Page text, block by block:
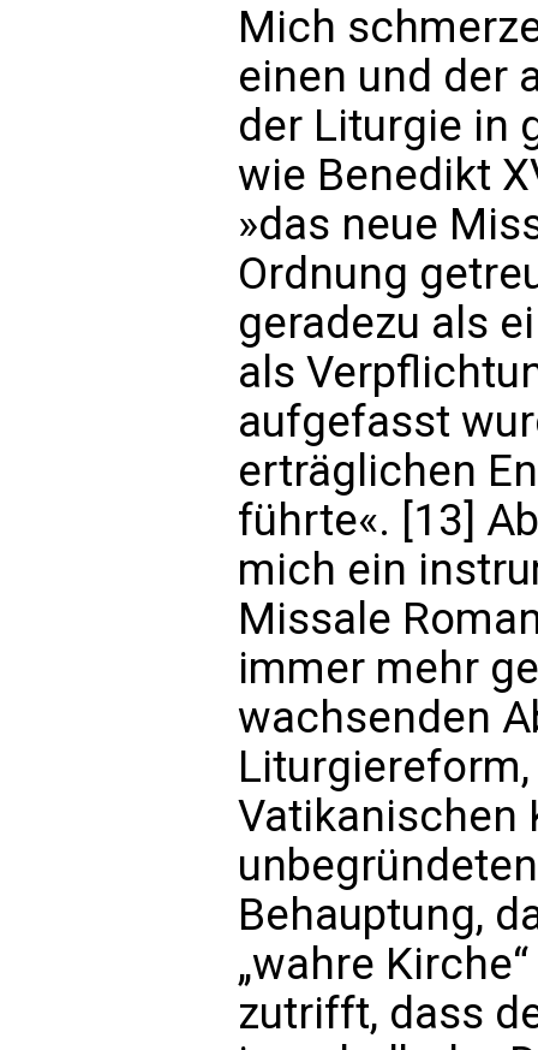
Mich
einen und der
der Liturgie in
wie Benedikt
»das neue
Ordnung
geradezu als
als
aufgefasst
erträglichen
führte«. [13]
mich ein
Missale
immer mehr
wachsenden
Vatikanischen
Behauptung,
„wahre
zutrifft, dass